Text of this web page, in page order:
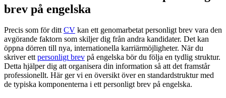
brev på engelska
Precis som för dittCV kan ett genomarbetat personligt brev vara den
avgörande faktorn som skiljer dig från andra kandidater. Det kan
öppna dörren till nya, internationella karriärmöjligheter. När du
skriver ettpersonligt brev på engelska bör du följa en tydlig struktur.
Detta hjälper dig att organisera din information så att det framstår
professionellt. Här ger vi en översikt över en standardstruktur med
de typiska komponenterna i ett personligt brev på engelska.